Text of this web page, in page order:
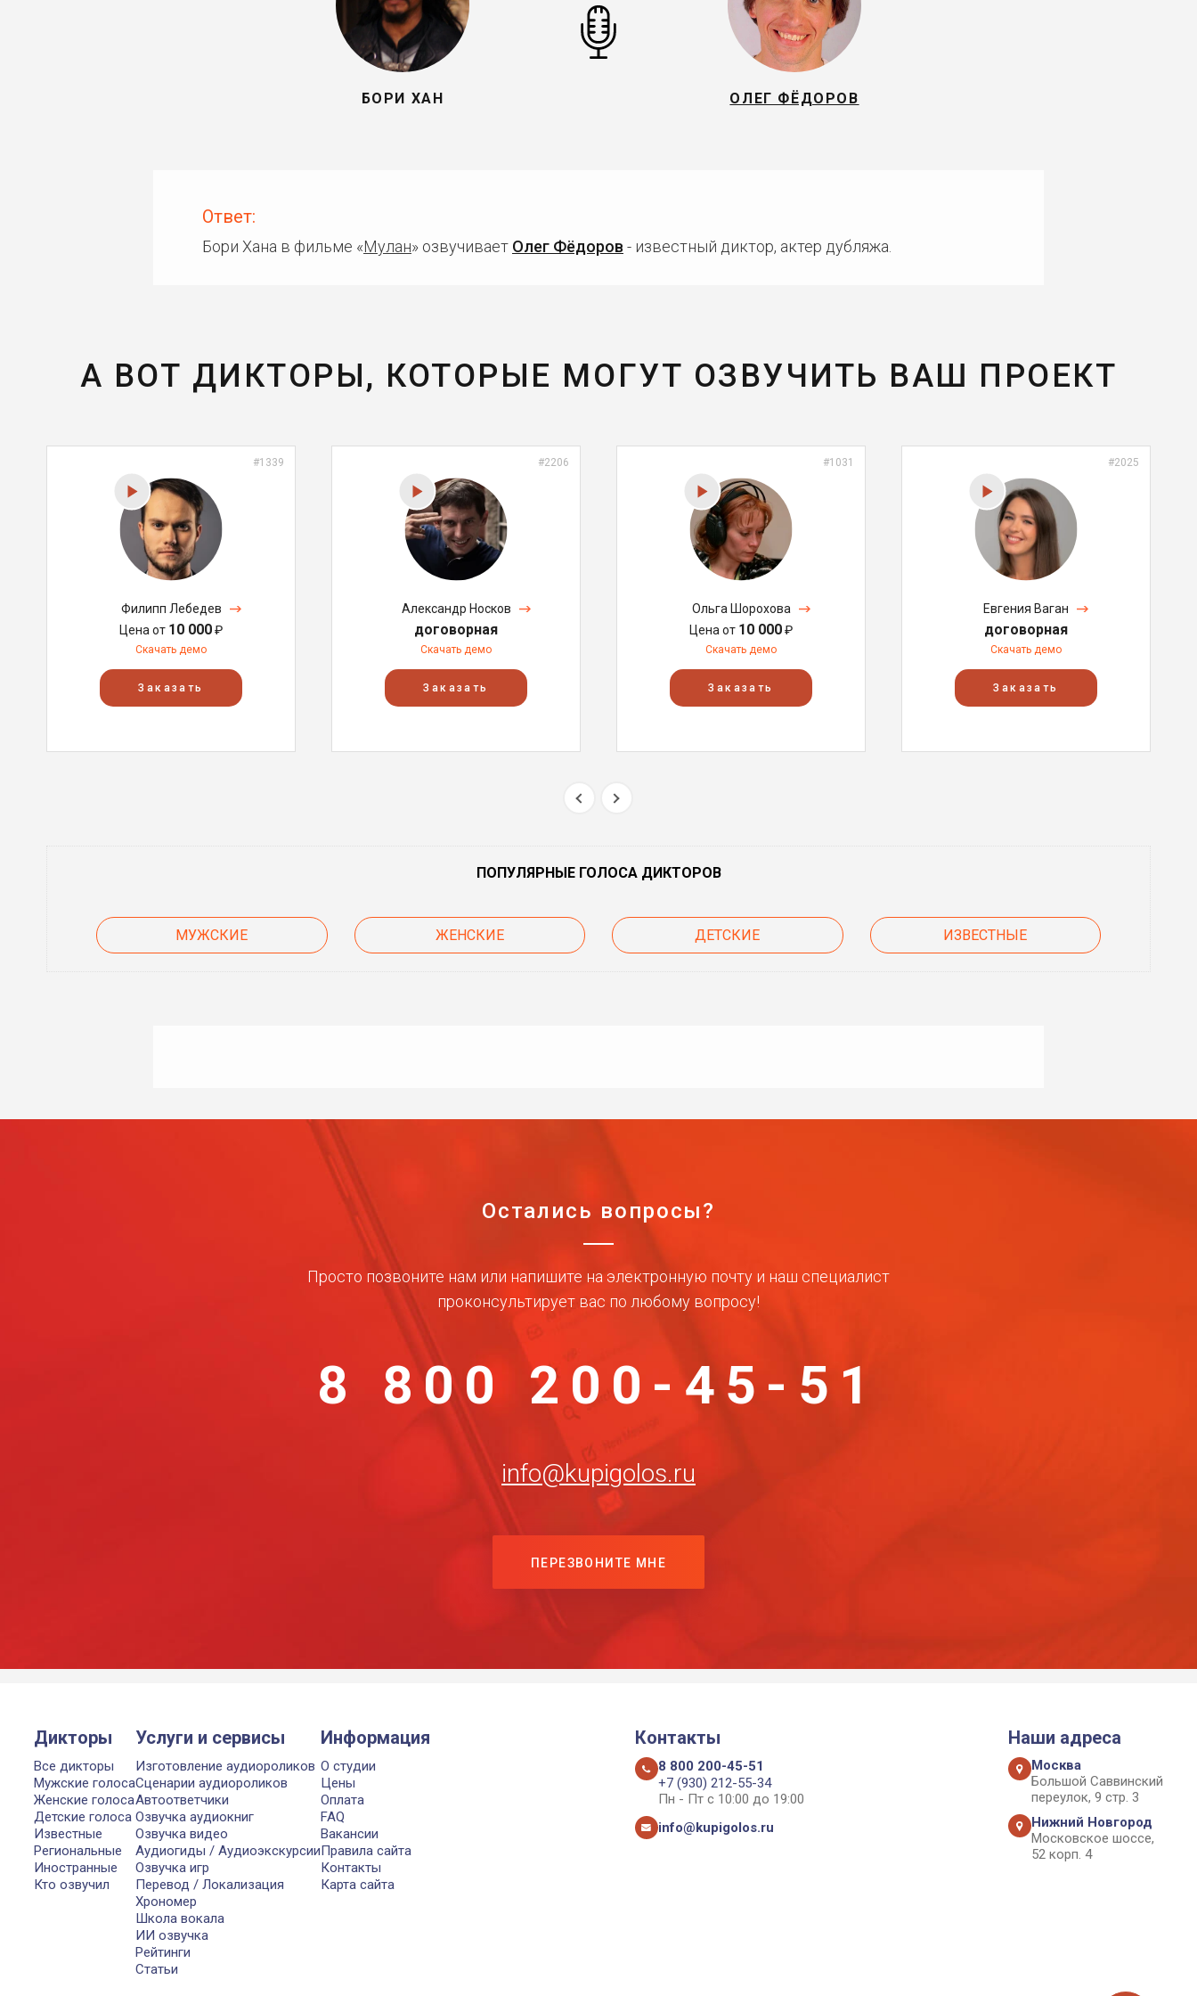
БОРИ ХАН ОЛЕГ ФЁДОРОВ
Ответ:
Бори Хана в фильме «Мулан» озвучивает Олег Фёдоров - известный диктор, актер дубляжа.
А ВОТ ДИКТОРЫ, КОТОРЫЕ МОГУТ ОЗВУЧИТЬ ВАШ ПРОЕКТ
#1339
Филипп Лебедев
Цена от 10 000₽
Скачать демо
Заказать
#2206
Александр Носков
договорная
Скачать демо
Заказать
#1031
Ольга Шорохова
Цена от 10 000₽
Скачать демо
Заказать
#2025
Евгения Ваган
договорная
Скачать демо
Заказать
ПОПУЛЯРНЫЕ ГОЛОСА ДИКТОРОВ
МУЖСКИЕ ЖЕНСКИЕ ДЕТСКИЕ ИЗВЕСТНЫЕ
Остались вопросы?
Просто позвоните нам или напишите на электронную почту и наш специалист
проконсультирует вас по любому вопросу!
8 800 200-45-51
info@kupigolos.ru
ПЕРЕЗВОНИТЕ МНЕ
Дикторы
Все дикторы
Мужские голоса
Женские голоса
Детские голоса
Известные
Региональные
Иностранные
Кто озвучил
Услуги и сервисы
Изготовление аудиороликов
Сценарии аудиороликов
Автоответчики
Озвучка аудиокниг
Озвучка видео
Аудиогиды / Аудиоэкскурсии
Озвучка игр
Перевод / Локализация
Хрономер
Школа вокала
ИИ озвучка
Рейтинги
Статьи
Информация
О студии
Цены
Оплата
FAQ
Вакансии
Правила сайта
Контакты
Карта сайта
Контакты
8 800 200-45-51
+7 (930) 212-55-34
Пн - Пт с 10:00 до 19:00
info@kupigolos.ru
Наши адреса
Москва
Большой Саввинский
переулок, 9 стр. 3
Нижний Новгород
Московское шоссе,
52 корп. 4